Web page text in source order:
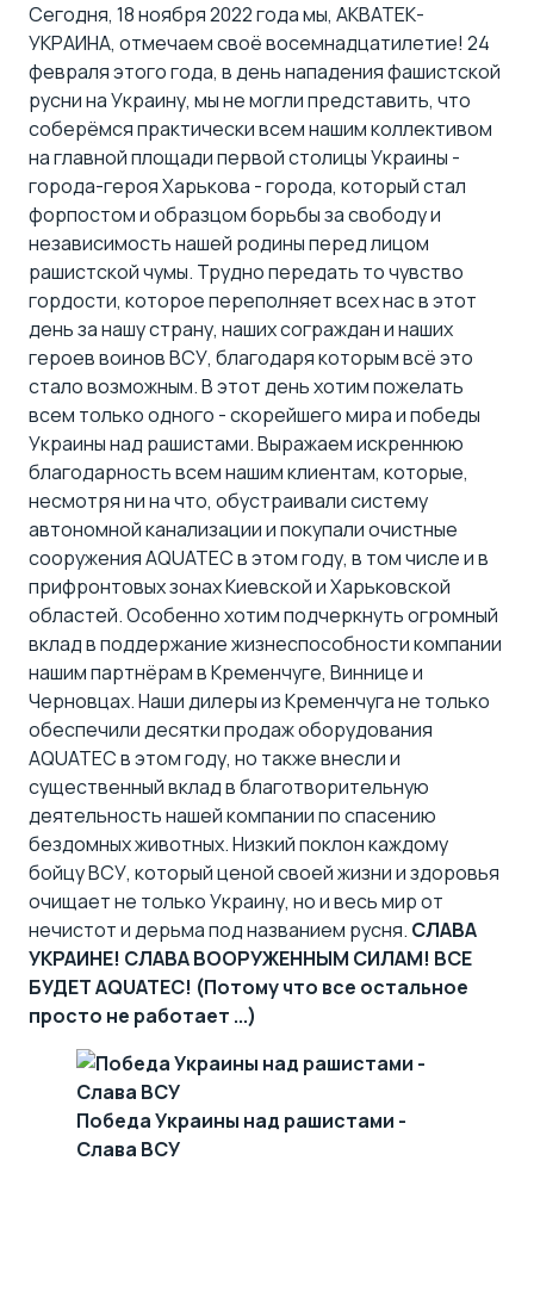
Сегодня, 18 ноября 2022 года мы, АКВАТЕК-
УКРАИНА, отмечаем своё восемнадцатилетие! 24
февраля этого года, в день нападения фашистской
русни на Украину, мы не могли представить, что
соберёмся практически всем нашим коллективом
на главной площади первой столицы Украины -
города-героя Харькова - города, который стал
форпостом и образцом борьбы за свободу и
независимость нашей родины перед лицом
рашистской чумы. Трудно передать то чувство
гордости, которое переполняет всех нас в этот
день за нашу страну, наших сограждан и наших
героев воинов ВСУ, благодаря которым всё это
стало возможным. В этот день хотим пожелать
всем только одного - скорейшего мира и победы
Украины над рашистами. Выражаем искреннюю
благодарность всем нашим клиентам, которые,
несмотря ни на что, обустраивали систему
автономной канализации и покупали очистные
сооружения AQUATEC в этом году, в том числе и в
прифронтовых зонах Киевской и Харьковской
областей. Особенно хотим подчеркнуть огромный
вклад в поддержание жизнеспособности компании
нашим партнёрам в Кременчуге, Виннице и
Черновцах. Наши дилеры из Кременчуга не только
обеспечили десятки продаж оборудования
AQUATEC в этом году, но также внесли и
существенный вклад в благотворительную
деятельность нашей компании по спасению
бездомных животных. Низкий поклон каждому
бойцу ВСУ, который ценой своей жизни и здоровья
очищает не только Украину, но и весь мир от
нечистот и дерьма под названием русня. СЛАВА
УКРАИНЕ! СЛАВА ВООРУЖЕННЫМ СИЛАМ! ВСЕ
БУДЕТ AQUATEC! (Потому что все остальное
просто не работает ...)
Победа Украины над рашистами -
Слава ВСУ